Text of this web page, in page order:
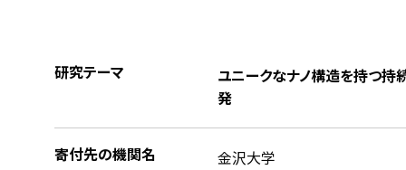
研究テーマ
ユニークなナノ構造を持つ
発
寄付先の機関名 金沢大学